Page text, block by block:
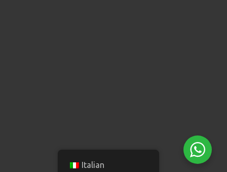
Italian